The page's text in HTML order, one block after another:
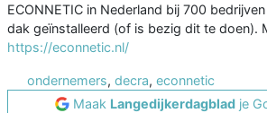
ECONNETIC in Nederland bij 700
dak geïnstalleerd (of is bezig dit te doen).
https://econnetic.nl/
ondernemers, decra, econnetic
Maak Langedijkerdagblad je